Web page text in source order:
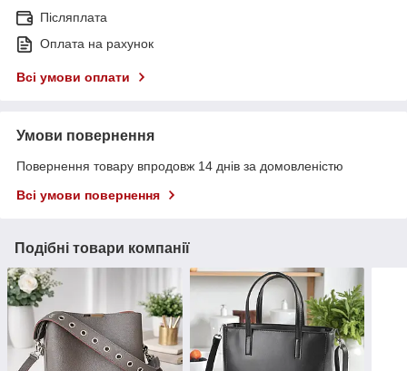
Післяплата
Оплата на рахунок
Всі умови оплати
Умови повернення
Повернення товару впродовж 14 днів за домовленістю
Всі умови повернення
Подібні товари компанії